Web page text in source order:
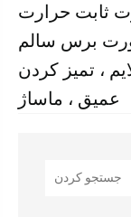
ثابت حرارت
برس سالم
، تمیز کردن
عمیق ، ماساژ